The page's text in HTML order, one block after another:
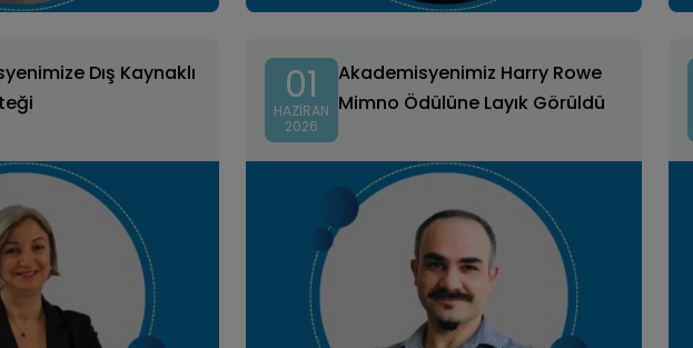
Dış Kaynaklı
01
HAZIRAN
2026
Akademisyenimiz Harry Rowe
Mimno Ödülüne Layık Görüldü